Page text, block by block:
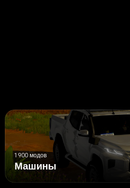
1 900 модов
Машины